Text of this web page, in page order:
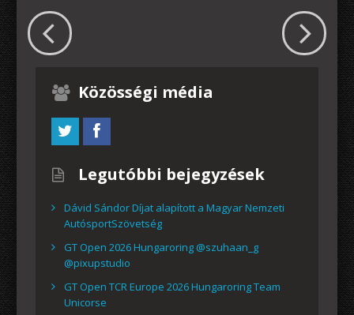
Közösségi média
Legutóbbi bejegyzések
Dávid Sándor Díjat alapított a Magyar Nemzeti
AutósportSzövetség
GT Open 2026 Hungaroring @szuhaan_g
@pixupstudio
GT Open TCR Europe 2026 Hungaroring Team
Unicorse